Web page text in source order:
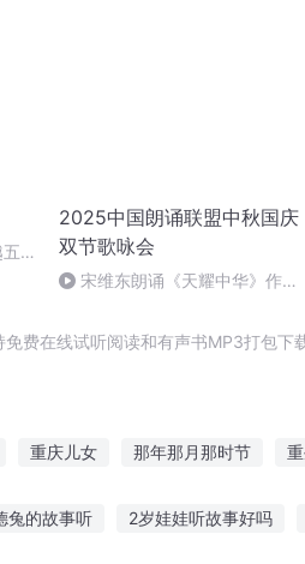
2025中国朗诵联盟中秋国庆
双节歌咏会
宋维东朗诵《天耀中华》作
费在线试听阅读和有声书MP3打包下载
重庆儿女 那年那月那时节
兔的故事听 2岁娃娃听故事好吗